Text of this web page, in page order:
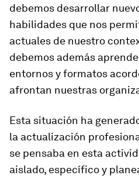
debemos desarrollar
habilidades que nos
actuales de nuestro
debemos además
entornos y formatos
afrontan nuestras
Esta situación ha
la actualización
se pensaba en esta
aislado, específico y